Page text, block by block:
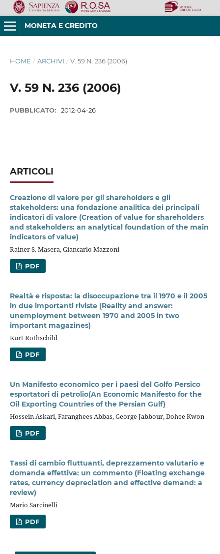
MONETA E CREDITO
HOME / ARCHIVI / V. 59 N. 236 (2006)
V. 59 N. 236 (2006)
PUBBLICATO: 2012-04-26
ARTICOLI
Creazione di valore per gli shareholders e gli
stakeholders: una fondazione analitica dei principali
indicatori di valore (Creation of value for shareholders
and stakeholders: an analytical foundation of the main
indicators of value)
Rainer S. Masera, Giancarlo Mazzoni
PDF
Realtà e risposta: la disoccupazione tra il 1970 e il 2005
in due importanti riviste (Reality and answer:
unemployment between 1970 and 2005 in two
important magazines)
Kurt Rothschild
PDF
Un Manifesto economico per i paesi del Golfo Persico
esportatori di petrolio(An Economic Manifesto for the
Oil Exporting Countries of the Persian Gulf)
Hossein Askari, Faranghees Abbas, George Jabbour, Dohee Kwon
PDF
Tassi di cambio fluttuanti, deprezzamento valutario e
domanda effettiva: un commento (Floating exchange
rates, currency depreciation and effective demand: a
review)
Mario Sarcinelli
PDF